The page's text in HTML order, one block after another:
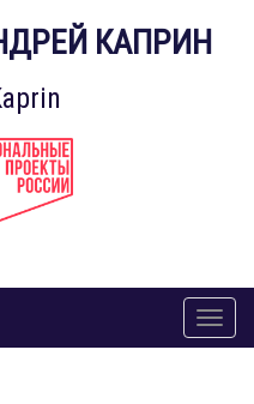
КАПРИН